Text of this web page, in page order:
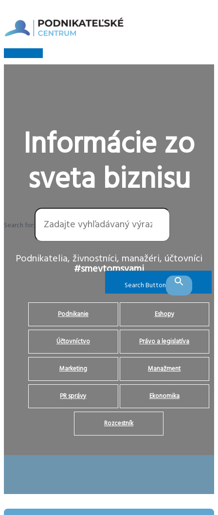
obsah
Hlavné
Menu
Informácie zo
sveta biznisu
Search for:
Search Button
Podnikatelia, živnostníci, manažéri, účtovníci
#smevtomsvami
Podnikanie Eshopy
Účtovníctvo Právo a legislatíva
Marketing Manažment
PR správy Ekonomika
Rozcestník